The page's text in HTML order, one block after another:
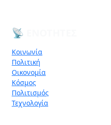
📡 ΕΝΌΤΗΤΕΣ
Κοινωνία
Πολιτική
Οικονομία
Κόσμος
Πολιτισμός
Τεχνολογία